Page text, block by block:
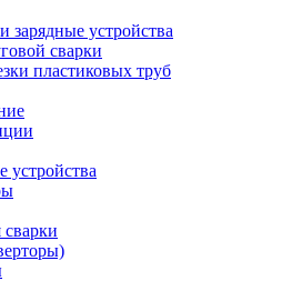
зарядные устройства
сварки
пластиковых труб
устройства